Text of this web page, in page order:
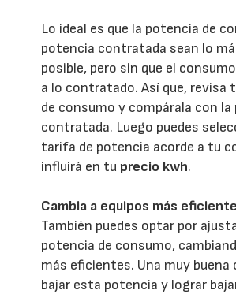
Lo ideal es que la potencia de
potencia contratada sean lo
posible, pero sin que el
a lo contratado. Así que, revisa
de consumo y compárala con
contratada. Luego puedes
tarifa de potencia acorde a tu
influirá en tu precio kwh.
Cambia a equipos más
También puedes optar por
potencia de consumo,
más eficientes. Una muy buena
bajar esta potencia y lograr